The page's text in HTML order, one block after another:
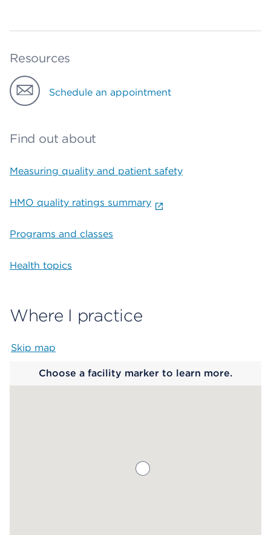
Resources
Schedule an appointment
Find out about
Measuring quality and patient safety
HMO quality ratings summary
Programs and classes
Health topics
Where I practice
Skip map
Choose a facility marker to learn more.